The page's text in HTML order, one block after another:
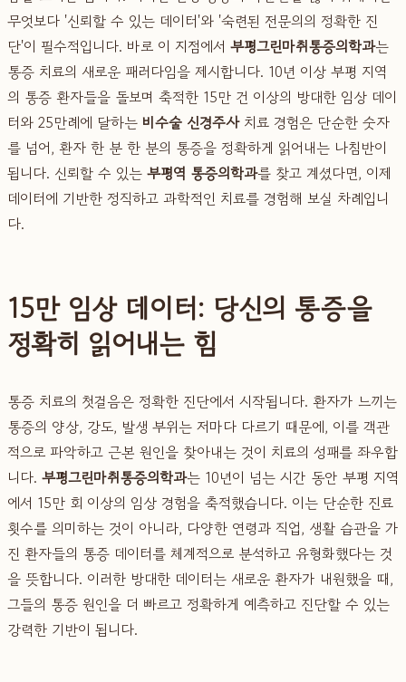
무엇보다 '신뢰할 수 있는 데이터'와 '숙련된 전문의의 정확한 진
단'이 필수적입니다. 바로 이 지점에서 부평그린마취통증의학과는
통증 치료의 새로운 패러다임을 제시합니다. 10년 이상 부평 지역
의 통증 환자들을 돌보며 축적한 15만 건 이상의 방대한 임상 데이
터와 25만례에 달하는 비수술 신경주사치료 경험은 단순한 숫자
를 넘어, 환자 한 분 한 분의 통증을 정확하게 읽어내는 나침반이
됩니다. 신뢰할 수 있는 부평역 통증의학과를 찾고 계셨다면, 이제
데이터에 기반한 정직하고 과학적인 치료를 경험해 보실 차례입니
다.
15만 임상 데이터: 당신의 통증을
정확히 읽어내는 힘
통증 치료의 첫걸음은 정확한 진단에서 시작됩니다. 환자가 느끼는
통증의 양상, 강도, 발생 부위는 저마다 다르기 때문에, 이를 객관
적으로 파악하고 근본 원인을 찾아내는 것이 치료의 성패를 좌우합
니다. 부평그린마취통증의학과는 10년이 넘는 시간 동안 부평 지역
에서 15만 회 이상의 임상 경험을 축적했습니다. 이는 단순한 진료
횟수를 의미하는 것이 아니라, 다양한 연령과 직업, 생활 습관을 가
진 환자들의 통증 데이터를 체계적으로 분석하고 유형화했다는 것
을 뜻합니다. 이러한 방대한 데이터는 새로운 환자가 내원했을 때,
그들의 통증 원인을 더 빠르고 정확하게 예측하고 진단할 수 있는
강력한 기반이 됩니다.